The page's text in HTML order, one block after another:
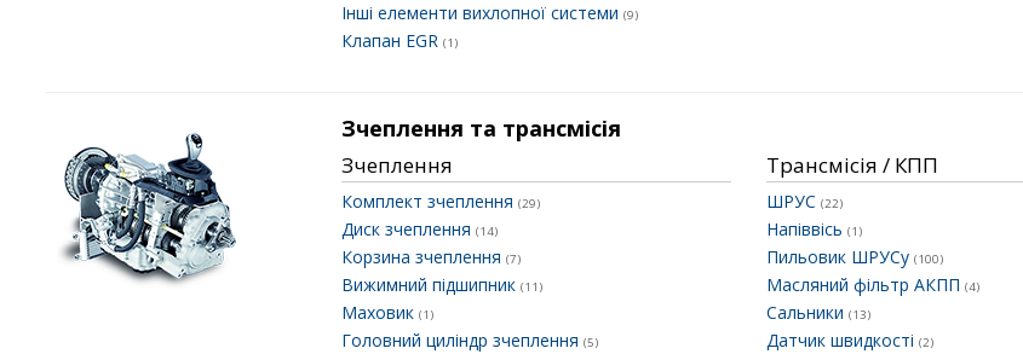
Інші елементи вихлопної системи (9)
Клапан EGR (1)
Зчеплення та трансмісія
Зчеплення
Комплект зчеплення (29)
Диск зчеплення (14)
Корзина зчеплення (7)
Вижимний підшипник (11)
Маховик (1)
Головний циліндр зчеплення (5)
Трансмісія / КПП
ШРУС (22)
Напіввісь (1)
Пильовик ШРУСу (100)
Масляний фільтр АКПП (4)
Сальники (13)
Датчик швидкості (2)